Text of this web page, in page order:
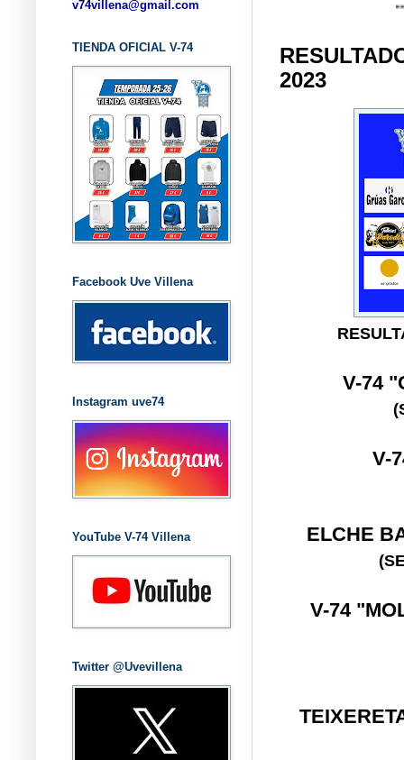
2023
V-74
V-
ELCHE
V-74
v74villena@gmail.com
TIENDA OFICIAL V-74
Facebook Uve Villena
Instagram uve74
YouTube V-74 Villena
Twitter @Uvevillena